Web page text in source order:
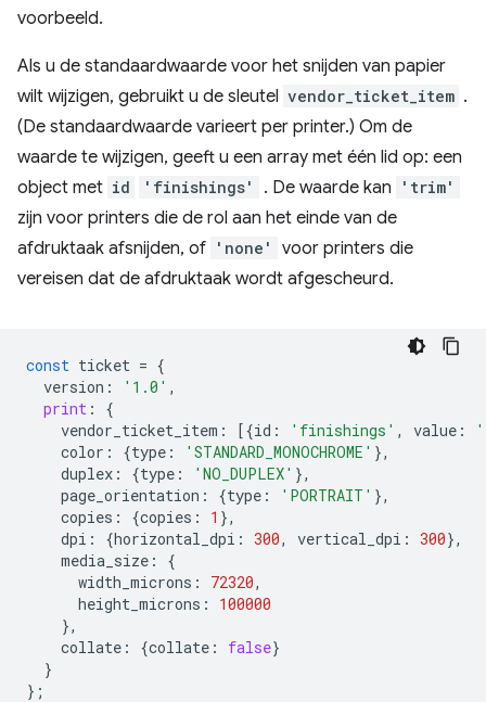
voorbeeld.
Als u de standaardwaarde voor het snijden van papier
wilt wijzigen, gebruikt u de sleutel vendor_ticket_item .
(De standaardwaarde varieert per printer.) Om de
waarde te wijzigen, geeft u een array met één lid op: een
object met id 'finishings' . De waarde kan 'trim'
zijn voor printers die de rol aan het einde van de
afdruktaak afsnijden, of 'none'
voor printers die
vereisen dat de afdruktaak wordt afgescheurd.
const ticket = {
version : '1.0' ,
print :
{
vendor_ticket_item : [{id : 'finishings' , value :
color : {type : 'STANDARD_MONOCHROME' },
duplex : {type : 'NO_DUPLEX' },
page_orientation : {type : 'PORTRAIT' },
copies : {copies : 1 },
dpi : {horizontal_dpi : 300, vertical_dpi : 300},
media_size :
{
width_microns : 72320,
height_microns :
100000
},
collate : {collate : false}
}
};